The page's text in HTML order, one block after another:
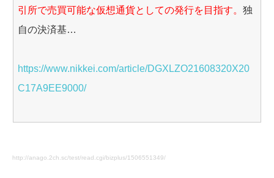
引所で売買可能な仮想通貨としての発行を目指す。 独
自の決済基…
https://www.nikkei.com/article/DGXLZO21608320X20
C17A9EE9000/
http://anago.2ch.sc/test/read.cgi/bizplus/1506551349/